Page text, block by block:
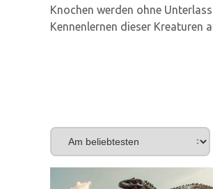
Knochen werden ohne
Kennenlernen dieser Kreaturen